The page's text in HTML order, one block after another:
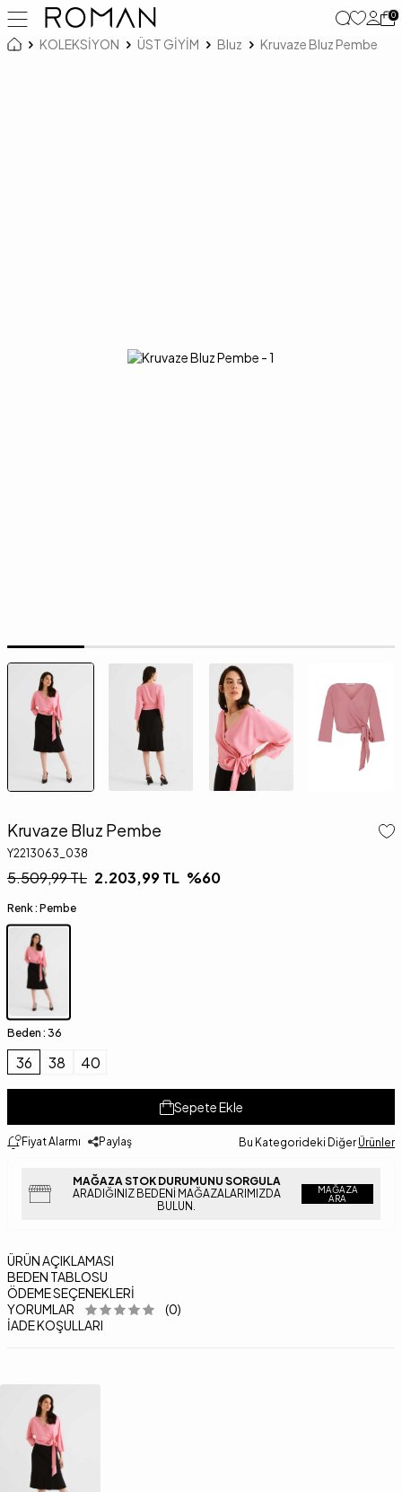
0
KOLEKSİYON ÜST GİYİM Bluz Kruvaze Bluz Pembe
Kruvaze Bluz Pembe
Y2213063_038
5.509,99TL 2.203,99TL %60
Renk : Pembe
Beden : 36
36 38 40
Sepete Ekle
Fiyat Alarmı Paylaş Bu Kategorideki Diğer Ürünler
MAĞAZA STOK DURUMUNU SORGULA
ARADIĞINIZ BEDENI MAĞAZALARIMIZDA
BULUN.
MAĞAZA
ARA
ÜRÜN AÇIKLAMASI
BEDEN TABLOSU
ÖDEME SEÇENEKLERI
YORUMLAR
(0)
İADE KOŞULLARI